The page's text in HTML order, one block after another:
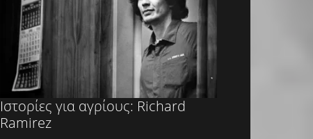
Ιστορίες για αγρίους: Richard
Ramirez